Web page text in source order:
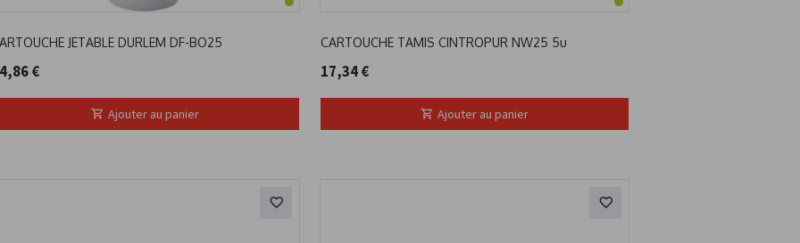
JETABLE DURLEM DF-BO25
€
Ajouter au panier
CARTOUCHE TAMIS CINTROPUR NW25 5u
17,34 €
Ajouter au panier